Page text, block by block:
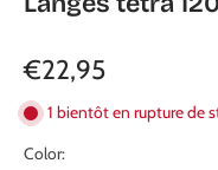
€22,95
1 bientôt en rupture de
Color: